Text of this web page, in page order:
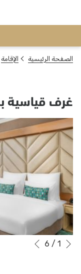
الصفحة الرئيسية الإقامة
غرف قياسية
أزرار
سيؤدي
السابق
1
/
6 التالي